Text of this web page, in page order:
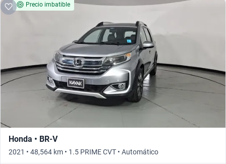
Busca por versión
Precio imbatible
Honda • BR-V
2021 • 48,564 km • 1.5 PRIME CVT • Automático